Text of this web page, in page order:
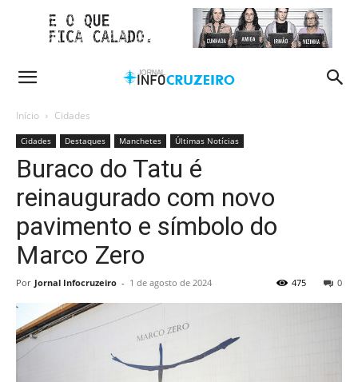
Início Cidades
Cidades Destaques Manchetes Últimas Notícias
Buraco do Tatu é
reinaugurado com novo
pavimento e símbolo do
Marco Zero
Por Jornal Infocruzeiro - 1 de agosto de 2024 0
475